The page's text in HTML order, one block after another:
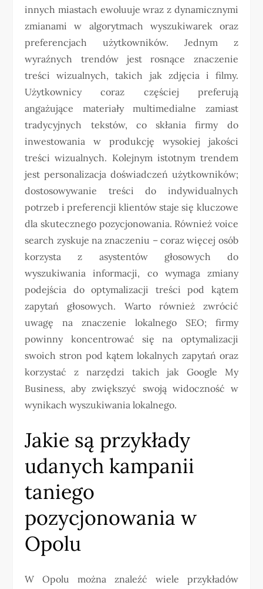
innych miastach ewoluuje wraz z dynamicznymi
zmianami w algorytmach wyszukiwarek oraz
preferencjach użytkowników. Jednym z
wyraźnych trendów jest rosnące znaczenie
treści wizualnych, takich jak zdjęcia i filmy.
Użytkownicy coraz częściej preferują
angażujące materiały multimedialne zamiast
tradycyjnych tekstów, co skłania firmy do
inwestowania w produkcję wysokiej jakości
treści wizualnych. Kolejnym istotnym trendem
jest personalizacja doświadczeń użytkowników;
dostosowywanie treści do indywidualnych
potrzeb i preferencji klientów staje się kluczowe
dla skutecznego pozycjonowania. Również voice
search zyskuje na znaczeniu – coraz więcej osób
korzysta z asystentów głosowych do
wyszukiwania informacji, co wymaga zmiany
podejścia do optymalizacji treści pod kątem
zapytań głosowych. Warto również zwrócić
uwagę na znaczenie lokalnego SEO; firmy
powinny koncentrować się na optymalizacji
swoich stron pod kątem lokalnych zapytań oraz
korzystać z narzędzi takich jak Google My
Business, aby zwiększyć swoją widoczność w
wynikach wyszukiwania lokalnego.
Jakie są przykłady
udanych kampanii
taniego
pozycjonowania w
Opolu
W Opolu można znaleźć wiele przykładów